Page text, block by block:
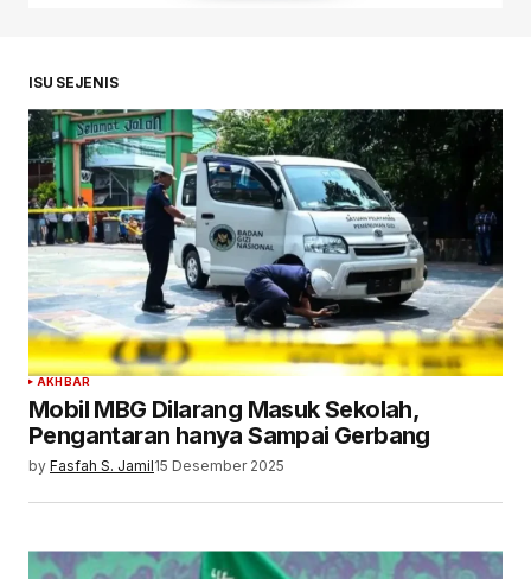
ISU SEJENIS
AKHBAR
Mobil MBG Dilarang Masuk Sekolah,
Pengantaran hanya Sampai Gerbang
by Fasfah S. Jamil15 Desember 2025